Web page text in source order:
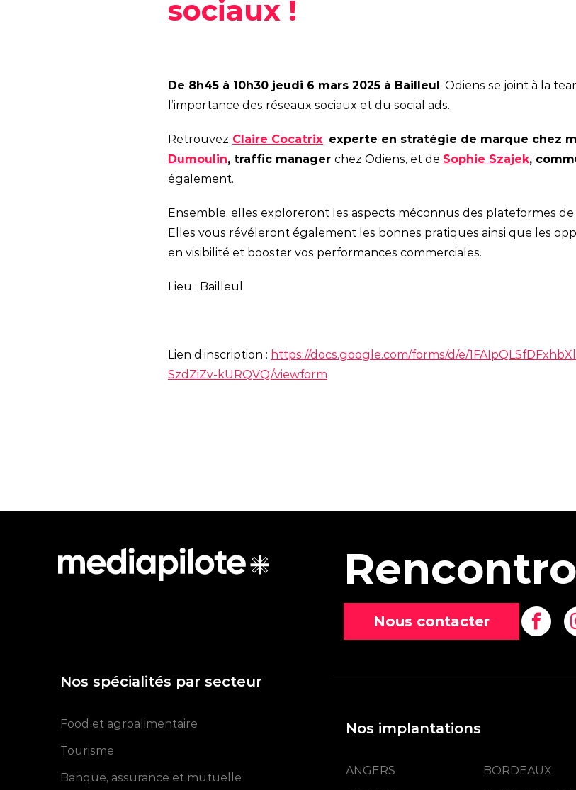
sociaux !
De 8h45 à 10h30 jeudi 6 mars 2025 à Bailleul, Odiens se joint à la
l’importance des réseaux sociaux et du social ads.
Retrouvez Claire Cocatrix, experte en stratégie de marque chez
Dumoulin, traffic manager chez Odiens, et de Sophie Szajek,
également.
Ensemble, elles exploreront les aspects méconnus des plateformes
Elles vous révéleront également les bonnes pratiques ainsi que les
en visibilité et booster vos performances commerciales.
Lieu : Bailleul
Lien d’inscription : https://docs.google.com/forms/d/e/
SzdZiZv-kURQVQ/viewform
Nous contacter
Nos spécialités par secteur
Food et agroalimentaire
Tourisme
Banque, assurance et mutuelle
Nos implantations
ANGERS BORDEAUX